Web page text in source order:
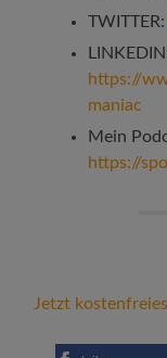
TWITTER:
https://
maniac
Mein
https://
Jetzt